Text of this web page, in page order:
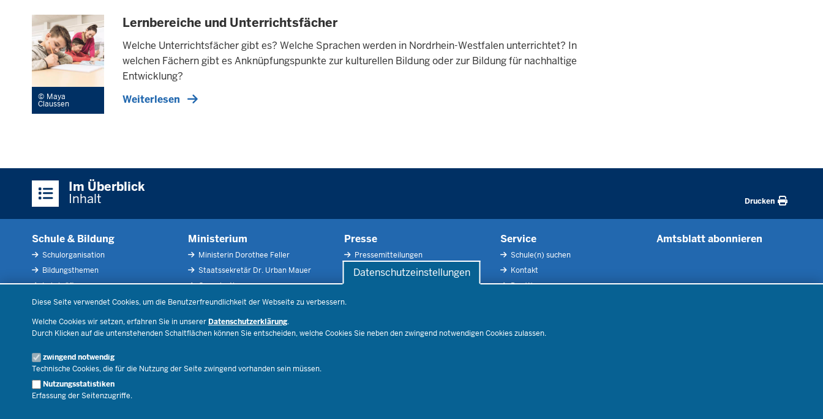
Datenschutzeinstellungen
Diese Seite verwendet Cookies, um die Benutzerfreundlichkeit der Webseite zu verbessern.
Welche Cookies wir setzen, erfahren Sie in unserer Datenschutzerklärung.
Durch Klicken auf die untenstehenden Schaltflächen können Sie entscheiden, welche Cookies Sie neben den zwingend notwendigen Cookies zulassen.
zwingend notwendig
Technische Cookies, die für die Nutzung der Seite zwingend vorhanden sein müssen.
Nutzungsstatistiken
Erfassung der Seitenzugriffe.
Maya
Claussen
Lernbereiche und Unterrichtsfächer
Welche Unterrichtsfächer gibt es? Welche Sprachen werden in Nordrhein-Westfalen unterrichtet? In
welchen Fächern gibt es An­knüpfungs­punkte zur kulturellen Bildung oder zur Bildung für nachhaltige
Entwicklung?
Weiterlesen
Im Überblick
Inhalt Drucken
Schule & Bildung
Schulorganisation
Bildungsthemen
Lehrkräfte
Recht
Ministerium
Ministerin Dorothee Feller
Staatssekretär Dr. Urban Mauer
Organisation
Open Government
Bibliothek
Veranstaltungen
Presse
Pressemitteilungen
Pressefotos
Service
Schule(n) suchen
Kontakt
Der Weg zu uns
RSS-Feed
Amtsblatt abonnieren